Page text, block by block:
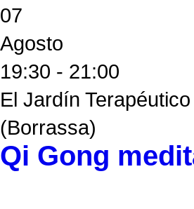
07
Agosto
19:30 - 21:00
El Jardín Terapéutico
(Borrassa)
Qi Gong